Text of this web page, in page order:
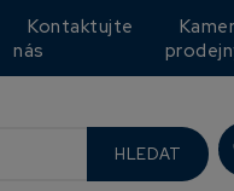
Kontaktujte
nás
HLEDAT